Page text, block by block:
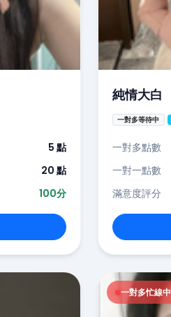
5 點
20 點
100分
純情大白
一對多等待中
一對多點數
一對一點數
滿意度評分
一對多忙線中